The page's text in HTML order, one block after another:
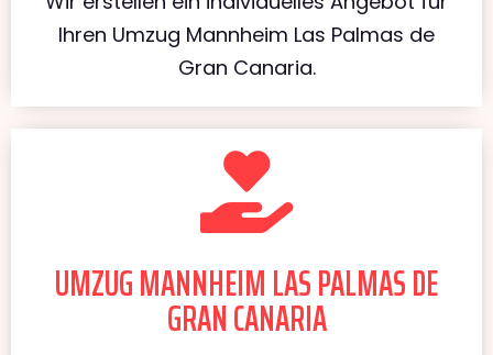
Ihren Umzug Mannheim Las Palmas de
Gran Canaria.
UMZUG MANNHEIM LAS PALMAS DE
GRAN CANARIA